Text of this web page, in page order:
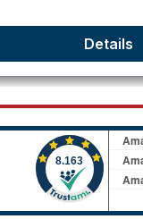
Details